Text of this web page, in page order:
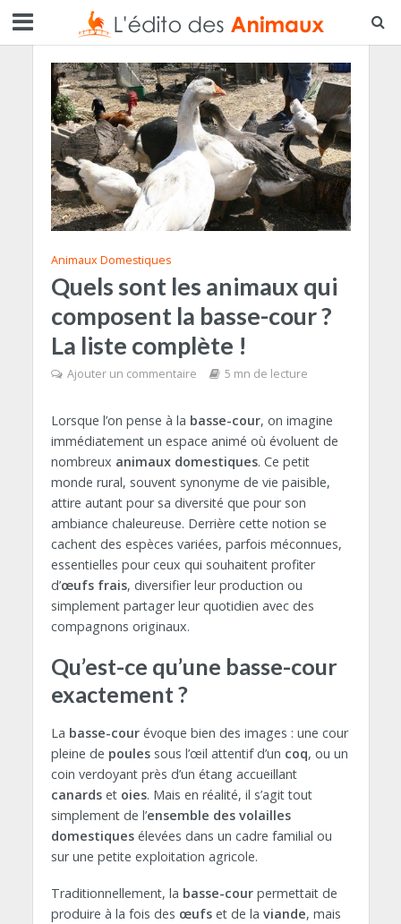
Animaux Domestiques
Quels sont les animaux qui
composent la basse-cour ?
La liste complète !
Ajouter un commentaire 5 mn de lecture
Lorsque l’on pense à la basse-cour, on imagine
immédiatement un espace animé où évoluent de
nombreux animaux domestiques. Ce petit
monde rural, souvent synonyme de vie paisible,
attire autant pour sa diversité que pour son
ambiance chaleureuse. Derrière cette notion se
cachent des espèces variées, parfois méconnues,
essentielles pour ceux qui souhaitent profiter
d’œufs frais, diversifier leur production ou
simplement partager leur quotidien avec des
compagnons originaux.
Qu’est-ce qu’une basse-cour
exactement ?
La basse-courévoque bien des images : une cour
pleine de poulessous l’œil attentif d’un coq, ou un
coin verdoyant près d’un étang accueillant
canardset oies. Mais en réalité, il s’agit tout
simplement de l’ensemble des volailles
domestiquesélevées dans un cadre familial ou
sur une petite exploitation agricole.
Traditionnellement, la basse-courpermettait de
produire à la fois des œufset de la viande, mais